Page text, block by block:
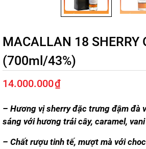
MACALLAN 18 SHERRY
(700ml/43%)
14.000.000₫
– Hương vị sherry đặc trưng đậm đà
sáng với hương trái cây, caramel,
– Chất rượu tinh tế, mượt mà với